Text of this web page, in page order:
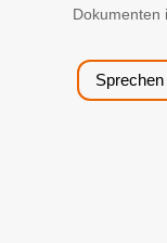
Dokumenten